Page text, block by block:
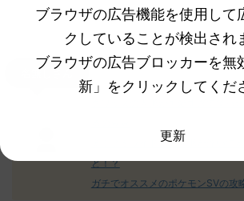
名無しさん
え！？ミライドンの人形が浮いて
と！？
ガチでオススメのポケモンSVの攻
ブラウザの広告機能を使用して
クしていることが検出され
ブラウザの広告ブロッカーを無
新」をクリックしてくだ
更新